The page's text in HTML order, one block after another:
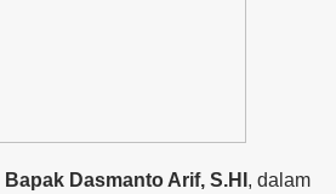
Bapak Dasmanto Arif, S.HI , dalam